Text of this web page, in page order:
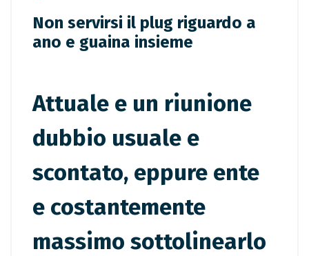
Non servirsi il plug riguardo a
ano e guaina insieme
Attuale e un riunione
dubbio usuale e
scontato, eppure ente
e costantemente
massimo sottolinearlo